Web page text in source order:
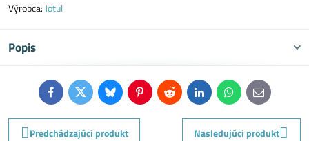
Výrobca:Jotul
Popis
FacebookTwitterBlueskyPinterestReddit LinkedInWhatsApp
E-
mail
Predchádzajúci produkt
Nasledujúci produkt